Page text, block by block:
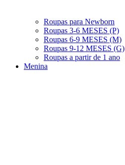
Roupas para Newborn
Roupas 3-6 MESES (P)
Roupas 6-9 MESES (M)
Roupas 9-12 MESES (G)
Roupas a partir de 1 ano
Menina